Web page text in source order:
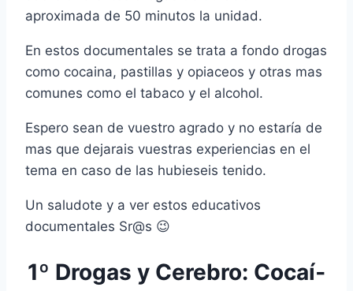
aproximada de 50 minutos la unidad.
En estos documentales se trata a fondo drogas
como cocaina, pastillas y opiaceos y otras mas
comunes como el tabaco y el alcohol.
Espero sean de vuestro agrado y no estarí­a de
mas que dejarais vuestras experiencias en el
tema en caso de las hubieseis tenido.
Un saludote y a ver estos educativos
documentales Sr@s 😉
1º Drogas y Cerebro: Cocaí­